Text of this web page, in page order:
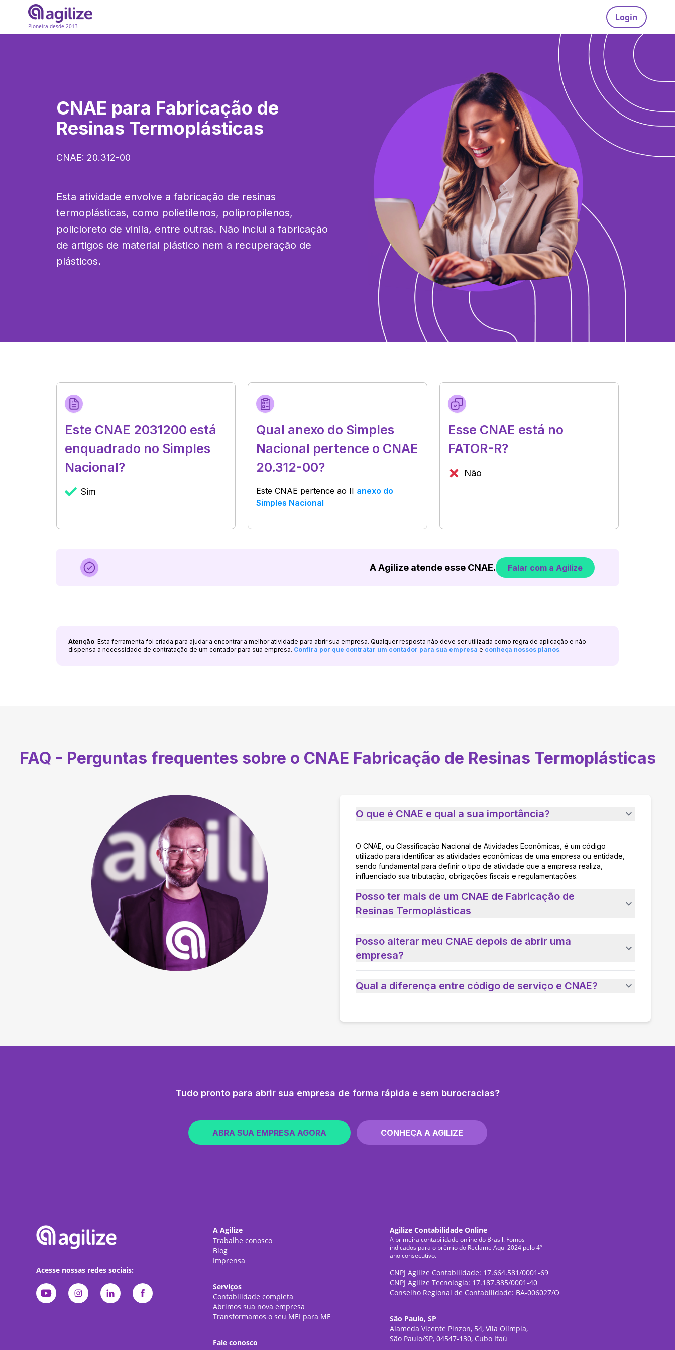
Pioneira desde 2013
Login
CNAE para Fabricação de
Resinas Termoplásticas
CNAE: 20.312-00
Esta atividade envolve a fabricação de resinas
termoplásticas, como polietilenos, polipropilenos,
policloreto de vinila, entre outras. Não inclui a fabricação
de artigos de material plástico nem a recuperação de
plásticos.
Este CNAE 2031200 está
enquadrado no Simples
Nacional?
Sim
Qual anexo do Simples
Nacional pertence o CNAE
20.312-00?
Este CNAE pertence ao II anexo do
Simples Nacional
Esse CNAE está no
FATOR-R?
Não
A Agilize atende esse CNAE. Falar com a Agilize
Atenção: Esta ferramenta foi criada para ajudar a encontrar a melhor atividade para abrir sua empresa. Qualquer resposta não deve ser utilizada como regra de aplicação e não
dispensa a necessidade de contratação de um contador para sua empresa. Confira por que contratar um contador para sua empresa e conheça nossos planos.
FAQ - Perguntas frequentes sobre o CNAE Fabricação de Resinas Termoplásticas
O que é CNAE e qual a sua importância?
O CNAE, ou Classificação Nacional de Atividades Econômicas, é um código
utilizado para identificar as atividades econômicas de uma empresa ou entidade,
sendo fundamental para definir o tipo de atividade que a empresa realiza,
influenciado sua tributação, obrigações fiscais e regulamentações.
Posso ter mais de um CNAE de Fabricação de
Resinas Termoplásticas
Posso alterar meu CNAE depois de abrir uma
empresa?
Qual a diferença entre código de serviço e CNAE?
Tudo pronto para abrir sua empresa de forma rápida e sem burocracias?
ABRA SUA EMPRESA AGORA CONHEÇA A AGILIZE
Acesse nossas redes sociais:
A Agilize
Trabalhe conosco
Blog
Imprensa
Serviços
Contabilidade completa
Abrimos sua nova empresa
Transformamos o seu MEI para ME
Fale conosco
Agilize Contabilidade Online
A primeira contabilidade online do Brasil. Fomos
indicados para o prêmio do Reclame Aqui 2024 pelo 4º
ano consecutivo.
CNPJ Agilize Contabilidade: 17.664.581/0001-69
CNPJ Agilize Tecnologia: 17.187.385/0001-40
Conselho Regional de Contabilidade: BA-006027/O
São Paulo, SP
Alameda Vicente Pinzon, 54, Vila Olímpia,
São Paulo/SP, 04547-130, Cubo Itaú